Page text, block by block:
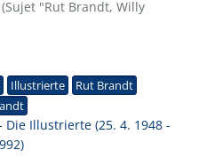
"Rut Brandt, Willy
Illustrierte
Rut Brandt
Die Illustrierte (25. 4. 1948 -